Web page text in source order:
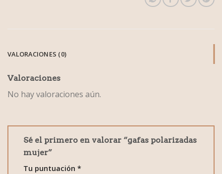
VALORACIONES (0)
Valoraciones
No hay valoraciones aún.
Sé el primero en valorar “gafas polarizadas
mujer”
Tu puntuación *